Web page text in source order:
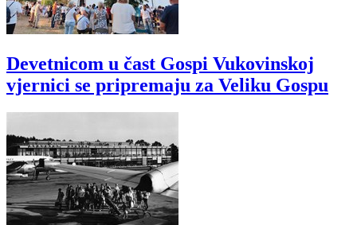
Devetnicom u čast Gospi Vukovinskoj
vjernici se pripremaju za Veliku Gospu